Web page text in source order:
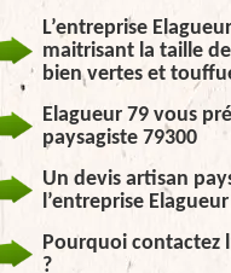
L’entreprise
maitrisant la taille
bien vertes et
Elagueur 79 vous
paysagiste 79300
Un devis artisan
l’entreprise
Pourquoi contactez
?